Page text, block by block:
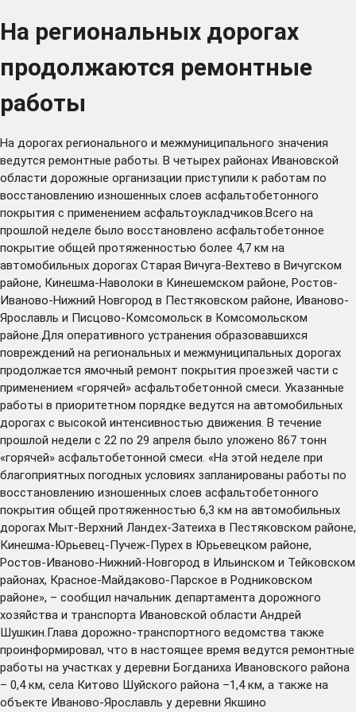
На региональных дорогах
продолжаются ремонтные
работы
На дорогах регионального и межмуниципального значения
ведутся ремонтные работы. В четырех районах Ивановской
области дорожные организации приступили к работам по
восстановлению изношенных слоев асфальтобетонного
покрытия с применением асфальтоукладчиков.Всего на
прошлой неделе было восстановлено асфальтобетонное
покрытие общей протяженностью более 4,7 км на
автомобильных дорогах Старая Вичуга-Вехтево в Вичугском
районе, Кинешма-Наволоки в Кинешемском районе, Ростов-
Иваново-Нижний Новгород в Пестяковском районе, Иваново-
Ярославль и Писцово-Комсомольск в Комсомольском
районе.Для оперативного устранения образовавшихся
повреждений на региональных и межмуниципальных дорогах
продолжается ямочный ремонт покрытия проезжей части с
применением «горячей» асфальтобетонной смеси. Указанные
работы в приоритетном порядке ведутся на автомобильных
дорогах с высокой интенсивностью движения. В течение
прошлой недели с 22 по 29 апреля было уложено 867 тонн
«горячей» асфальтобетонной смеси. «На этой неделе при
благоприятных погодных условиях запланированы работы по
восстановлению изношенных слоев асфальтобетонного
покрытия общей протяженностью 6,3 км на автомобильных
дорогах Мыт-Верхний Ландех-Затеиха в Пестяковском районе,
Кинешма-Юрьевец-Пучеж-Пурех в Юрьевецком районе,
Ростов-Иваново-Нижний-Новгород в Ильинском и Тейковском
районах, Красное-Майдаково-Парское в Родниковском
районе», – сообщил начальник департамента дорожного
хозяйства и транспорта Ивановской области Андрей
Шушкин.Глава дорожно-транспортного ведомства также
проинформировал, что в настоящее время ведутся ремонтные
работы на участках у деревни Богданиха Ивановского района
– 0,4 км, села Китово Шуйского района –1,4 км, а также на
объекте Иваново-Ярославль у деревни Якшино